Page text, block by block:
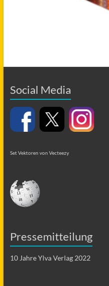
Social Media
Set Vektoren von Vecteezy
Pressemitteilung
10 Jahre Ylva Verlag 2022